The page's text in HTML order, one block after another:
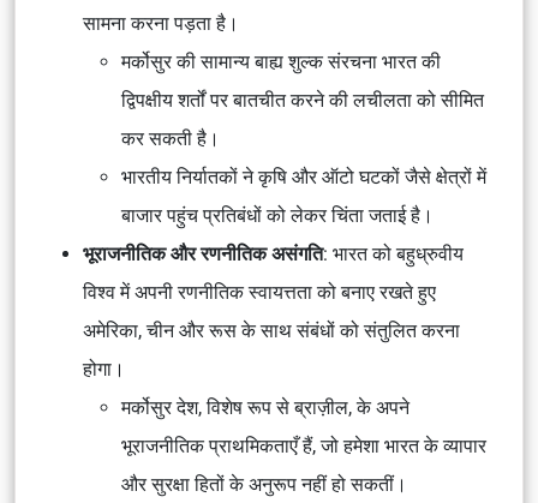
सामना करना पड़ता है।
मर्कोसुर की सामान्य बाह्य शुल्क संरचना भारत की
द्विपक्षीय शर्तों पर बातचीत करने की लचीलता को सीमित
कर सकती है।
भारतीय निर्यातकों ने कृषि और ऑटो घटकों जैसे क्षेत्रों में
बाजार पहुंच प्रतिबंधों को लेकर चिंता जताई है।
भूराजनीतिक और रणनीतिक असंगति: भारत को बहुध्रुवीय
विश्व में अपनी रणनीतिक स्वायत्तता को बनाए रखते हुए
अमेरिका, चीन और रूस के साथ संबंधों को संतुलित करना
होगा।
मर्कोसुर देश, विशेष रूप से ब्राज़ील, के अपने
भूराजनीतिक प्राथमिकताएँ हैं, जो हमेशा भारत के व्यापार
और सुरक्षा हितों के अनुरूप नहीं हो सकतीं।